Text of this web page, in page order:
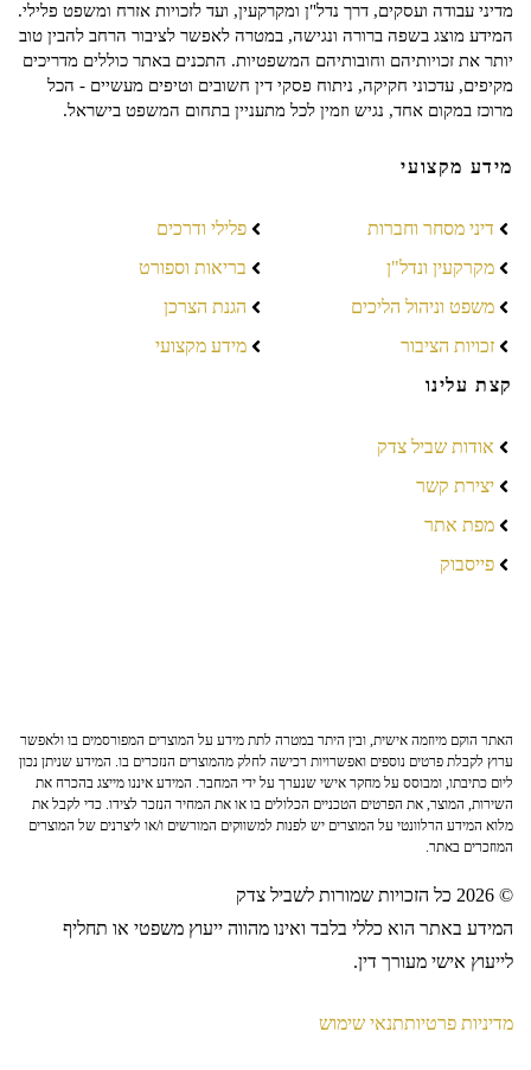
מדיני עבודה ועסקים, דרך נדל"ן ומקרקעין, ועד לזכויות אזרח ומשפט פלילי.
המידע מוצג בשפה ברורה ונגישה, במטרה לאפשר לציבור הרחב להבין טוב
יותר את זכויותיהם וחובותיהם המשפטיות. התכנים באתר כוללים מדריכים
מקיפים, עדכוני חקיקה, ניתוח פסקי דין חשובים וטיפים מעשיים - הכל
מרוכז במקום אחד, נגיש וזמין לכל מתעניין בתחום המשפט בישראל.
מידע מקצועי
דיני מסחר וחברות
מקרקעין ונדל"ן
משפט וניהול הליכים
זכויות הציבור
פלילי ודרכים
בריאות וספורט
הגנת הצרכן
מידע מקצועי
קצת עלינו
אודות שביל צדק
יצירת קשר
מפת אתר
פייסבוק
האתר הוקם מיוזמה אישית, ובין היתר במטרה לתת מידע על המוצרים המפורסמים בו ולאפשר
ערוץ לקבלת פרטים נוספים ואפשרויות רכישה לחלק מהמוצרים הנזכרים בו. המידע שניתן נכון
ליום כתיבתו, ומבוסס על מחקר אישי שנערך על ידי המחבר. המידע איננו מייצג בהכרח את
השירות, המוצר, את הפרטים הטכניים הכלולים בו או את המחיר הנזכר לצידו. כדי לקבל את
מלוא המידע הרלוונטי על המוצרים יש לפנות למשווקים המורשים ו/או ליצרנים של המוצרים
המוזכרים באתר.
© 2026 כל הזכויות שמורות לשביל צדק
המידע באתר הוא כללי בלבד ואינו מהווה ייעוץ משפטי או תחליף
לייעוץ אישי מעורך דין.
מדיניות פרטיותתנאי שימוש